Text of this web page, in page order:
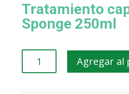
Tratamiento
Sponge 250ml
capilar
Agregar al